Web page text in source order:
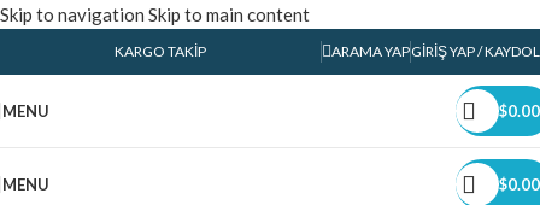
Skip to navigation Skip to main content
KARGO TAKIP ARAMA YAPGIRIŞ YAP / KAYDOL
MENU $0.00
MENU $0.00